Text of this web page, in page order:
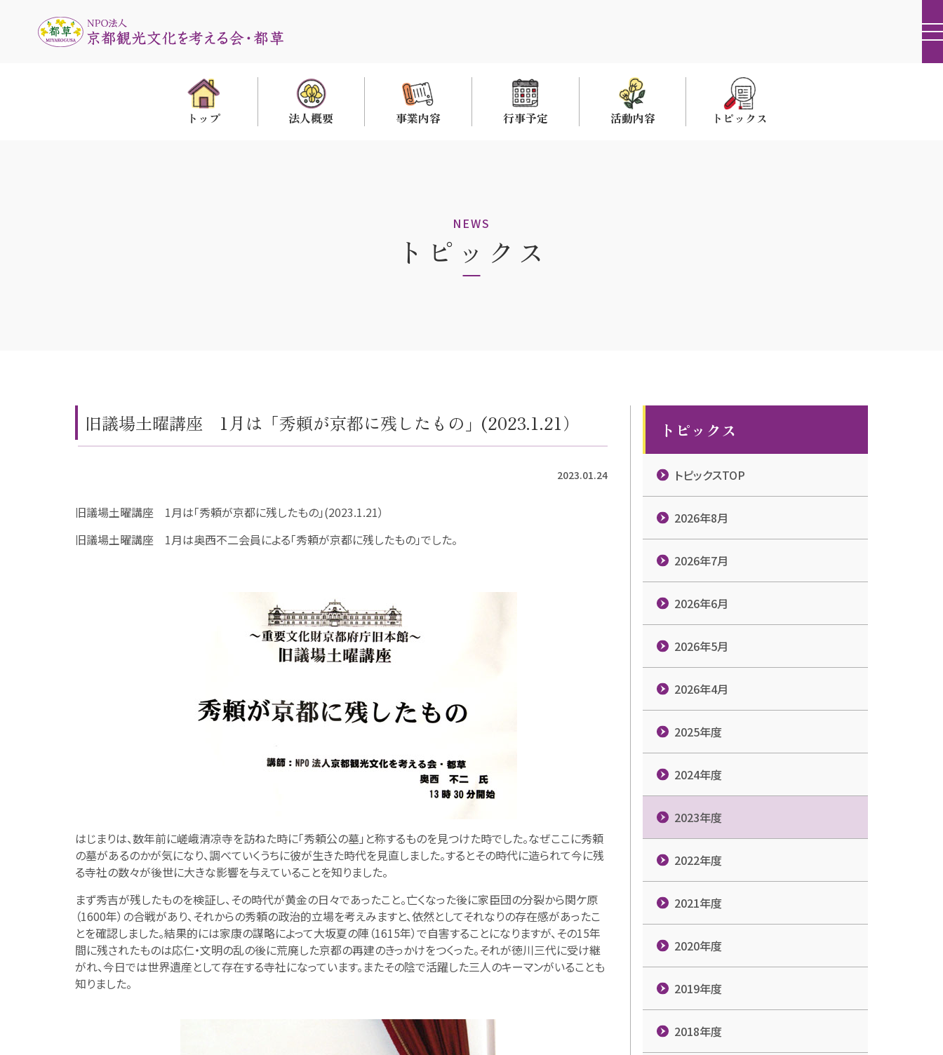
トップ 法人概要 事業内容 行事予定 活動内容 トピックス
NEWS
トピックス
トピックス
トピックスTOP
2026年8月
2026年7月
2026年6月
2026年5月
2026年4月
2025年度
2024年度
2023年度
2022年度
2021年度
2020年度
2019年度
2018年度
旧議場土曜講座 1月は「秀頼が京都に残したもの」(2023.1.21）
2023.01.24
旧議場土曜講座 1月は「秀頼が京都に残したもの」(2023.1.21）
旧議場土曜講座 1月は奥西不二会員による「秀頼が京都に残したもの」でした。
はじまりは、数年前に嵯峨清凉寺を訪ねた時に「秀頼公の墓」と称するものを見つけた時でした。なぜここに秀頼
の墓があるのかが気になり、調べていくうちに彼が生きた時代を見直しました。するとその時代に造られて今に残
る寺社の数々が後世に大きな影響を与えていることを知りました。
まず秀吉が残したものを検証し、その時代が黄金の日々であったこと。亡くなった後に家臣団の分裂から関ケ原
（1600年）の合戦があり、それからの秀頼の政治的立場を考えみますと、依然としてそれなりの存在感があったこ
とを確認しました。結果的には家康の謀略によって大坂夏の陣（1615年）で自害することになりますが、その15年
間に残されたものは応仁・文明の乱の後に荒廃した京都の再建のきっかけをつくった。それが徳川三代に受け継
がれ、今日では世界遺産として存在する寺社になっています。またその陰で活躍した三人のキーマンがいることも
知りました。